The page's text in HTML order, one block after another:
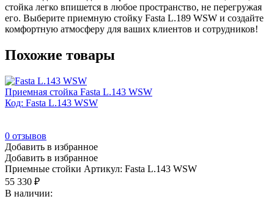
стойка легко впишется в любое пространство, не перегружая
его. Выберите приемную стойку Fasta L.189 WSW и создайте
комфортную атмосферу для ваших клиентов и сотрудников!
Похожие товары
Приемная стойка Fasta L.143 WSW
Код: Fasta L.143 WSW
0 отзывов
Добавить в избранное
Добавить в избранное
Приемные стойки Артикул: Fasta L.143 WSW
55 330 ₽
В наличии: